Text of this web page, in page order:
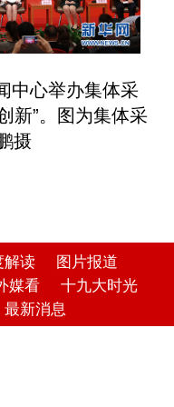
心举办集体采
新”。图为集体采
摄
解读
图片报道
媒看
十九大时光
最新消息